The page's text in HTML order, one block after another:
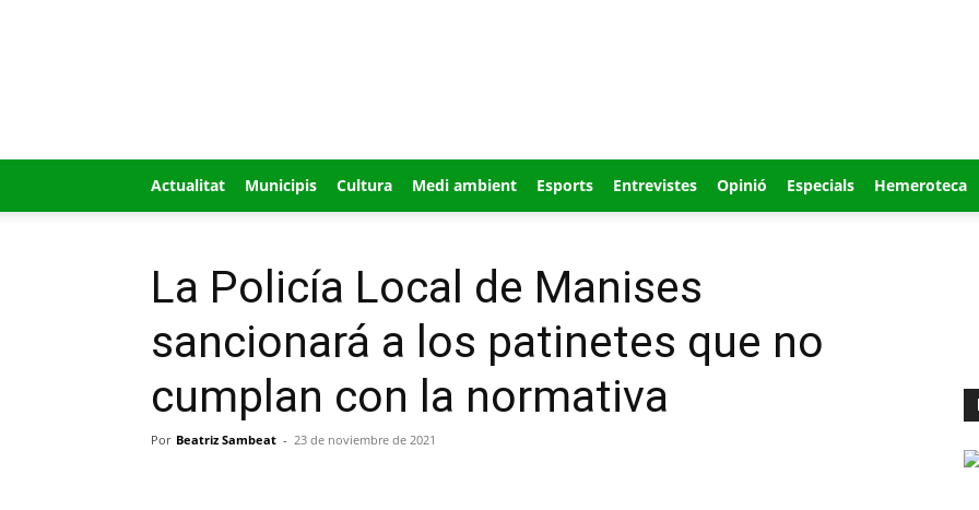
Actualitat Municipis Cultura Medi ambient Esports Entrevistes Opinió Especials Hemeroteca
La Policía Local de Manises
sancionará a los patinetes que no
cumplan con la normativa
Por Beatriz Sambeat - 23 de noviembre de 2021